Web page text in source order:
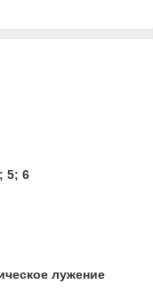
5; 6
лужение